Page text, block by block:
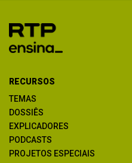
RECURSOS
TEMAS
DOSSIÊS
EXPLICADORES
PODCASTS
PROJETOS ESPECIAIS